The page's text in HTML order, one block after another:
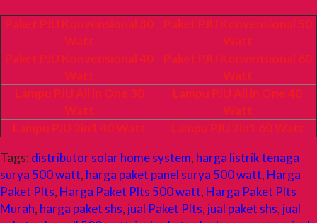
Paket PJU Konvensional 30
Watt
Paket PJU Konvensional 50
Watt
Paket PJU Konvensional 40
Watt
Paket PJU Konvensional 60
Watt
Lampu PJU All in One 30
Watt
Lampu PJU All in One 40
Watt
Lampu PJU 2in1 40 Watt
Lampu PJU 2in1 60 Watt
Tags: distributor solar home system, harga listrik tenaga
surya 500 watt, harga paket panel surya 500 watt, Harga
Paket Plts, Harga Paket Plts 500 watt, Harga Paket Plts
Murah, harga paket shs, jual Paket Plts, jual paket shs, jual